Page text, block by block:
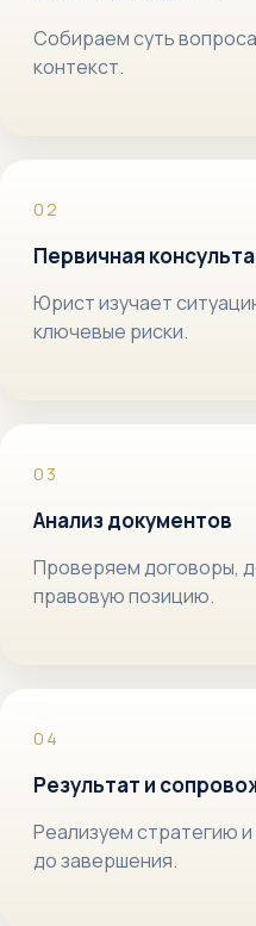
Собираем суть
контекст.
Первичная
Юрист изучает
ключевые риски.
Анализ документов
Проверяем договоры,
правовую позицию.
Результат и
Реализуем стратегию
до завершения.